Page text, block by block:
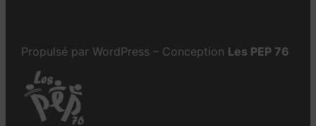
Propulsé par WordPress – Conception Les PEP 76